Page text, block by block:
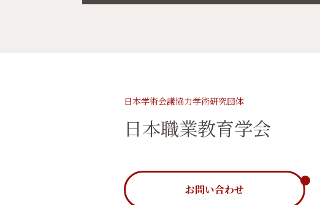
日本学術会議協力学術研究団体
日本職業教育学会
お問い合わせ